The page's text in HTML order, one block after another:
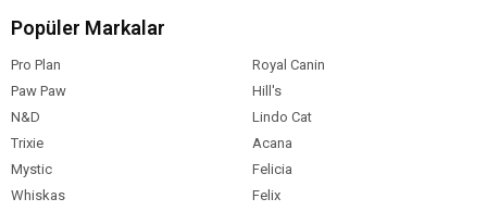
Popüler Markalar
Pro Plan
Royal Canin
Paw Paw
Hill's
N&D
Lindo Cat
Trixie
Acana
Mystic
Felicia
Whiskas
Felix